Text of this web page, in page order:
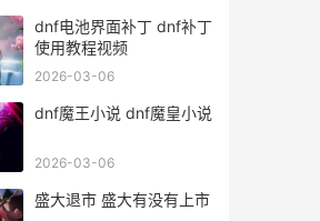
dnf电池界面补丁 dnf补丁
使用教程视频
2026-03-06
dnf魔王小说 dnf魔皇小说
2026-03-06
盛大退市 盛大有没有上市